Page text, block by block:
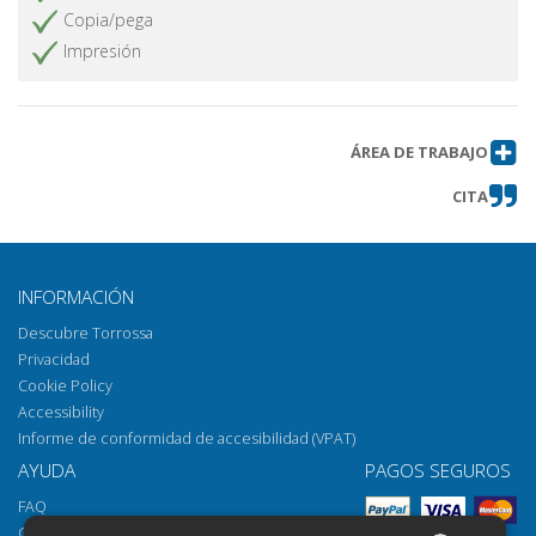
L'uomo non è una cosa sola... : una
riflessione di Massimo Cacciari
Obtener artículo
Copia/pega
Impresión
ÁREA DE TRABAJO
CITA
INFORMACIÓN
Descubre Torrossa
Privacidad
Cookie Policy
Accessibility
Informe de conformidad de accesibilidad (VPAT)
AYUDA
FAQ
PAGOS SEGUROS